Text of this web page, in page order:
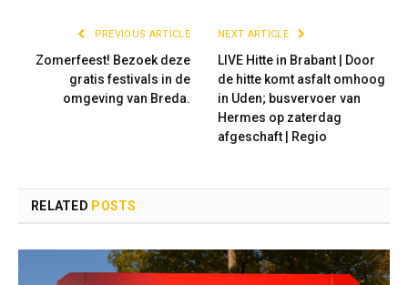
PREVIOUS ARTICLE
Zomerfeest! Bezoek deze
gratis festivals in de
omgeving van Breda.
NEXT ARTICLE
LIVE Hitte in Brabant | Door
de hitte komt asfalt omhoog
in Uden; busvervoer van
Hermes op zaterdag
afgeschaft | Regio
RELATED POSTS